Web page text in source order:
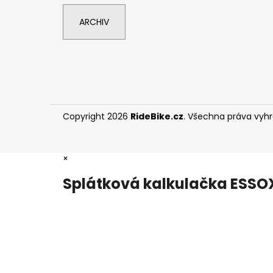
ARCHIV
Copyright 2026 RideBike.cz. Všechna práva
×
Splátková kalkulačka